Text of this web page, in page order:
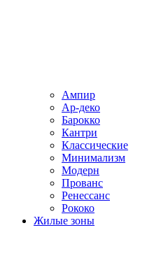
Ампир
Ар-деко
Барокко
Кантри
Классические
Минимализм
Модерн
Прованс
Ренессанс
Рококо
Жилые зоны